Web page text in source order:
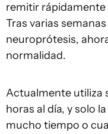
remitir
Tras varias
neuroprótesis,
normalidad.
Actualmente utiliza
horas al día, y solo
mucho tiempo o